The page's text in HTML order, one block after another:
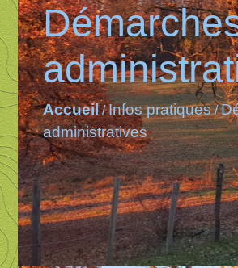
Accueil/Infos pratiques/
administratives